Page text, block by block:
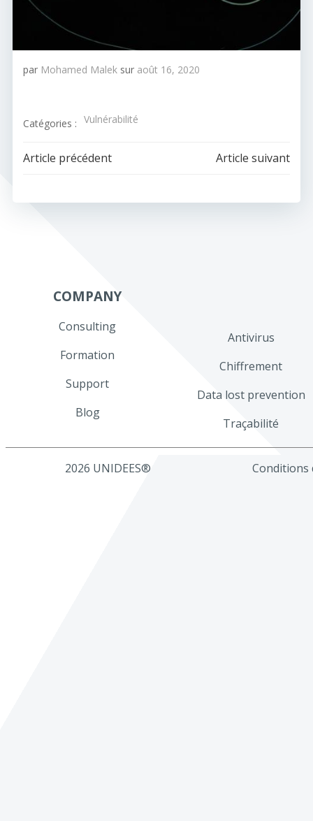
par Mohamed Malek sur août 16, 2020
Catégories : Vulnérabilité
Navigation
de
Article précédent
Navigation
de
Article suivant
COMPANY
Consulting
Formation
Support
Blog
Antivirus
Chiffrement
Data lost prevention
Traçabilité
2026 UNIDEES® Conditions